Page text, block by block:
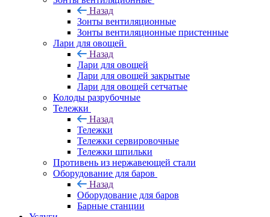
Назад
Зонты вентиляционные
Зонты вентиляционные пристенные
Лари для овощей
Назад
Лари для овощей
Лари для овощей закрытые
Лари для овощей сетчатые
Колоды разрубочные
Тележки
Назад
Тележки
Тележки сервировочные
Тележки шпильки
Противень из нержавеющей стали
Оборудование для баров
Назад
Оборудование для баров
Барные станции